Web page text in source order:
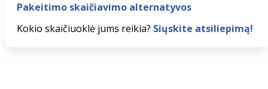
Pakeitimo skaičiavimo alternatyvos
Kokio skaičiuoklė jums reikia? Siųskite atsiliepimą!